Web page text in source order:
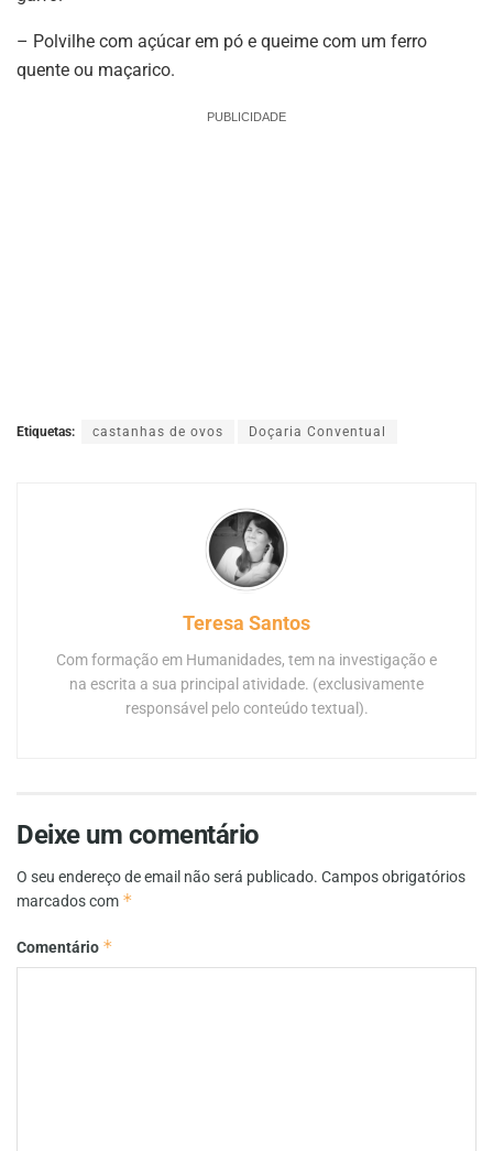
– Polvilhe com açúcar em pó e queime com um ferro
quente ou maçarico.
PUBLICIDADE
Etiquetas: castanhas de ovos Doçaria Conventual
Teresa Santos
Com formação em Humanidades, tem na investigação e
na escrita a sua principal atividade. (exclusivamente
responsável pelo conteúdo textual).
Deixe um comentário
O seu endereço de email não será publicado. Campos obrigatórios
marcados com *
Comentário *